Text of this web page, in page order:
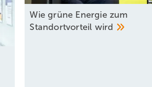
Wie grüne Energie zum
Standortvorteil wird